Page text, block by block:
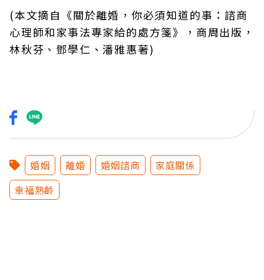
(本文摘自《關於離婚，你必須知道的事：諮商
心理師和家事法專家給的處方箋》，商周出版，
林秋芬、鄧學仁、潘雅惠著)
婚姻 離婚 婚姻諮商
家庭關係
幸福熟齡